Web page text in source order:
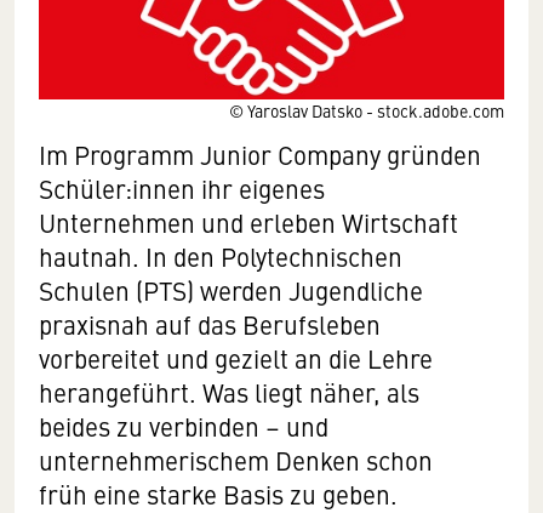
© Yaroslav Datsko - stock.adobe.com
Im Programm Junior Company gründen
Schüler:innen ihr eigenes
Unternehmen und erleben Wirtschaft
hautnah. In den Polytechnischen
Schulen (PTS) werden Jugendliche
praxisnah auf das Berufsleben
vorbereitet und gezielt an die Lehre
herangeführt. Was liegt näher, als
beides zu verbinden – und
unternehmerischem Denken schon
früh eine starke Basis zu geben.